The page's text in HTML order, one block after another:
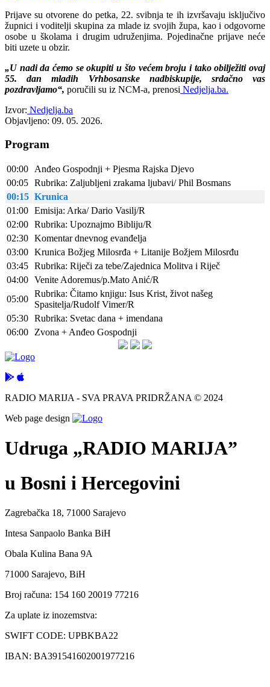
Prijave su otvorene do petka, 22. svibnja te ih izvršavaju isključivo
župnici i voditelji skupina za mlade iz svojih župa, kao i odgovorne
osobe u školama i drugim udruženjima. Pojedinačne prijave neće
biti uzete u obzir.
„U nadi da ćemo se okupiti u što većem broju i tako obilježiti ovaj
55. dan mladih Vrhbosanske nadbiskupije, srdačno vas
pozdravljamo“, poručili su iz NCM-a, prenosi Nedjelja.ba.
Izvor: Nedjelja.ba
Objavljeno: 09. 05. 2026.
Program
00:00
Anđeo Gospodnji + Pjesma Rajska Djevo
00:05 Rubrika: Zaljubljeni zrakama ljubavi/ Phil Bosmans
00:15 Krunica
01:00 Emisija: Arka/ Dario Vasilj/R
02:00 Rubrika: Upoznajmo Bibliju/R
02:30 Komentar dnevnog evanđelja
03:00 Krunica Božjeg Milosrđa + Litanije Božjem Milosrđu
03:45 Rubrika: Riječi za tebe/Zajednica Molitva i Riječ
04:00 Venite Adoremus/p.Mato Anić/R
05:00
Rubrika: Čitamo knjigu: Isus Krist, život našeg
Spasitelja/Rudolf Vimer/R
05:30 Rubrika: Svetac dana + imendana
06:00
Zvona + Anđeo Gospodnji
RADIO MARIJA - SVA PRAVA PRIDRŽANA © 2024
Web page design
Udruga „RADIO MARIJA”
u Bosni i Hercegovini
Zagrebačka 18, 71000 Sarajevo
Intesa Sanpaolo Banka BiH
Obala Kulina Bana 9A
71000 Sarajevo, BiH
Broj računa: 154 160 20019 77216
Za uplate iz inozemstva:
SWIFT CODE: UPBKBA22
IBAN: BA391541602001977216